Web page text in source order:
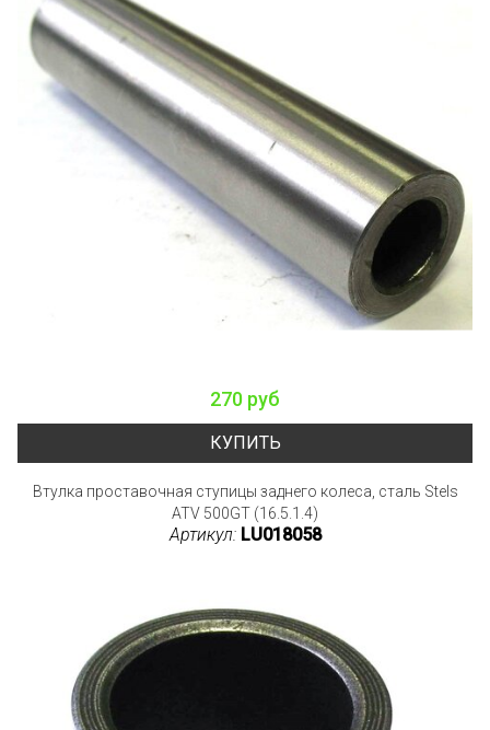
270 руб
КУПИТЬ
Втулка проставочная ступицы заднего колеса, сталь Stels
ATV 500GT (16.5.1.4)
Артикул: LU018058